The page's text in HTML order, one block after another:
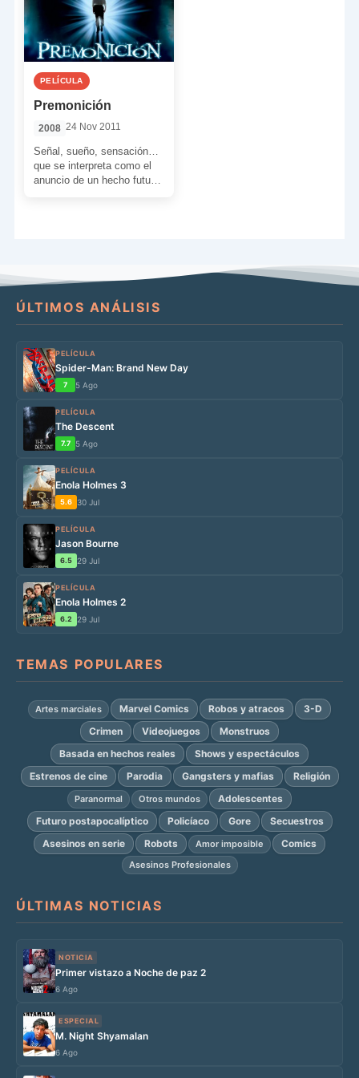
PELÍCULA
Premonición
2008 24 Nov 2011
Señal, sueño, sensación…
que se interpreta como el
anuncio de un hecho futuro.
ÚLTIMOS ANÁLISIS
PELÍCULA
Spider-Man: Brand New Day
7 5 Ago
PELÍCULA
The Descent
7.7 5 Ago
PELÍCULA
Enola Holmes 3
5.6 30 Jul
PELÍCULA
Jason Bourne
6.5 29 Jul
PELÍCULA
Enola Holmes 2
6.2 29 Jul
TEMAS POPULARES
Artes marciales Marvel Comics Robos y atracos
3-D
Crimen
Videojuegos
Monstruos
Basada en hechos reales
Shows y espectáculos
Estrenos de cine
Parodia Gangsters y mafias Religión
Paranormal Otros mundos
Adolescentes
Futuro postapocalíptico
Policíaco Gore
Secuestros
Asesinos en serie
Robots Amor imposible Comics
Asesinos Profesionales
ÚLTIMAS NOTICIAS
NOTICIA
Primer vistazo a Noche de paz 2
6 Ago
ESPECIAL
M. Night Shyamalan
6 Ago